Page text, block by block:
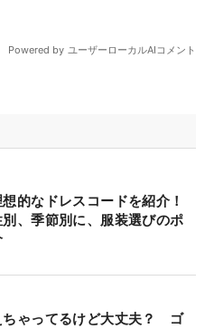
的なドレスコードを紹介！
、季節別に、服装選びのポ
ちゃってるけど大丈夫？ ゴ